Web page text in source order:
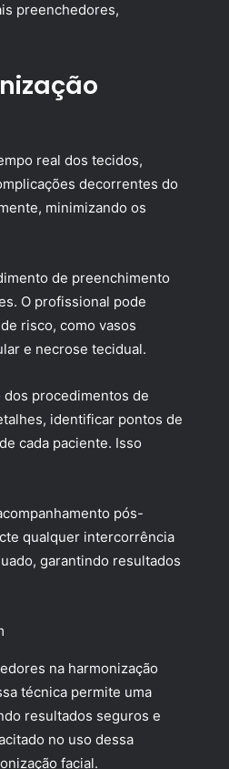
preenchedores,
real dos tecidos,
decorrentes do
minimizando os
de preenchimento
O profissional pode
risco, como vasos
e necrose tecidual.
procedimentos de
identificar pontos de
cada paciente. Isso
pós-
qualquer intercorrência
garantindo resultados
na harmonização
técnica permite uma
resultados seguros e
no uso dessa
facial.